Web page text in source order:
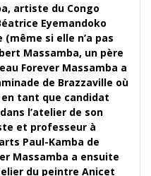
artiste du Congo
Eyemandoko
si elle n’a pas
Massamba, un père
Forever Massamba a
de Brazzaville où
tant que candidat
l’atelier de son
et professeur à
Paul-Kamba de
Massamba a ensuite
du peintre Anicet